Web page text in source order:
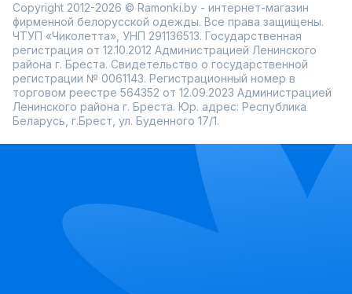
Copyright 2012-2026 © Ramonki.by - интернет-магазин
фирменной белорусской одежды. Все права защищены.
ЧТУП «Чиколетта», УНП 291136513. Государственная
регистрация от 12.10.2012 Администрацией Ленинского
района г. Бреста. Свидетельство о государственной
регистрации № 0061143. Регистрационный номер в
торговом реестре 564352 от 12.09.2023 Администрацией
Ленинского района г. Бреста. Юр. адрес: Республика
Беларусь, г.Брест, ул. Буденного 17/1.